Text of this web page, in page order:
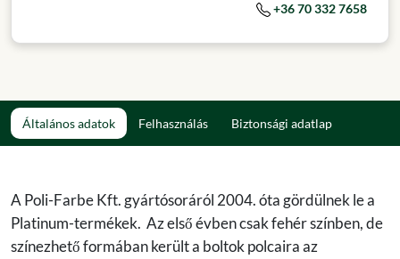
+36 70 332 7658
Általános adatok Felhasználás Biztonsági adatlap
A Poli-Farbe Kft. gyártósoráról 2004. óta gördülnek le a
Platinum-termékek. Az első évben csak fehér színben, de
színezhető formában került a boltok polcaira az